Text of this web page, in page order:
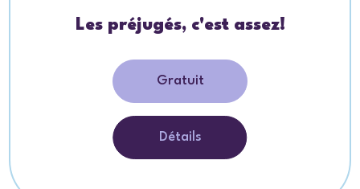
Les préjugés, c'est assez!
Gratuit
Détails